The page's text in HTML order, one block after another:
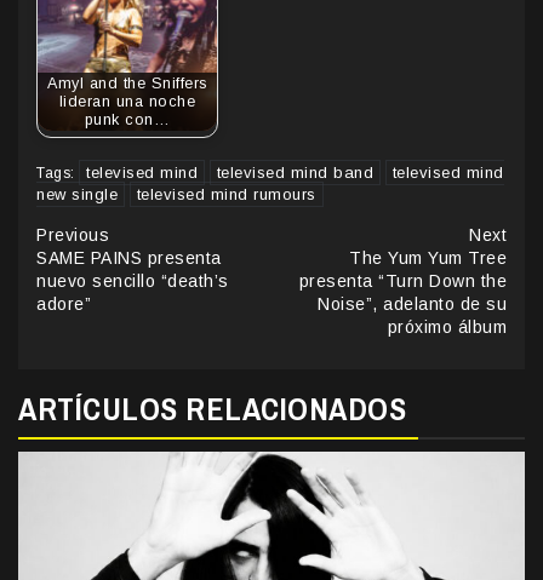
Amyl and the Sniffers
lideran una noche
punk con…
Tags: televised mind televised mind band
televised mind
new single
televised mind rumours
Continue
Reading
Previous
SAME PAINS presenta
nuevo sencillo “death’s
adore”
Next
The Yum Yum Tree
presenta “Turn Down the
Noise”, adelanto de su
próximo álbum
ARTÍCULOS RELACIONADOS